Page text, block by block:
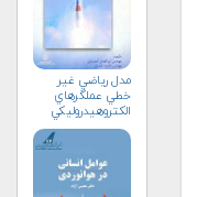
مدل رياضي غير
خطي عملگرهاي
الكتروهيدروليكي
جهت هدايت كنترل
راكتها